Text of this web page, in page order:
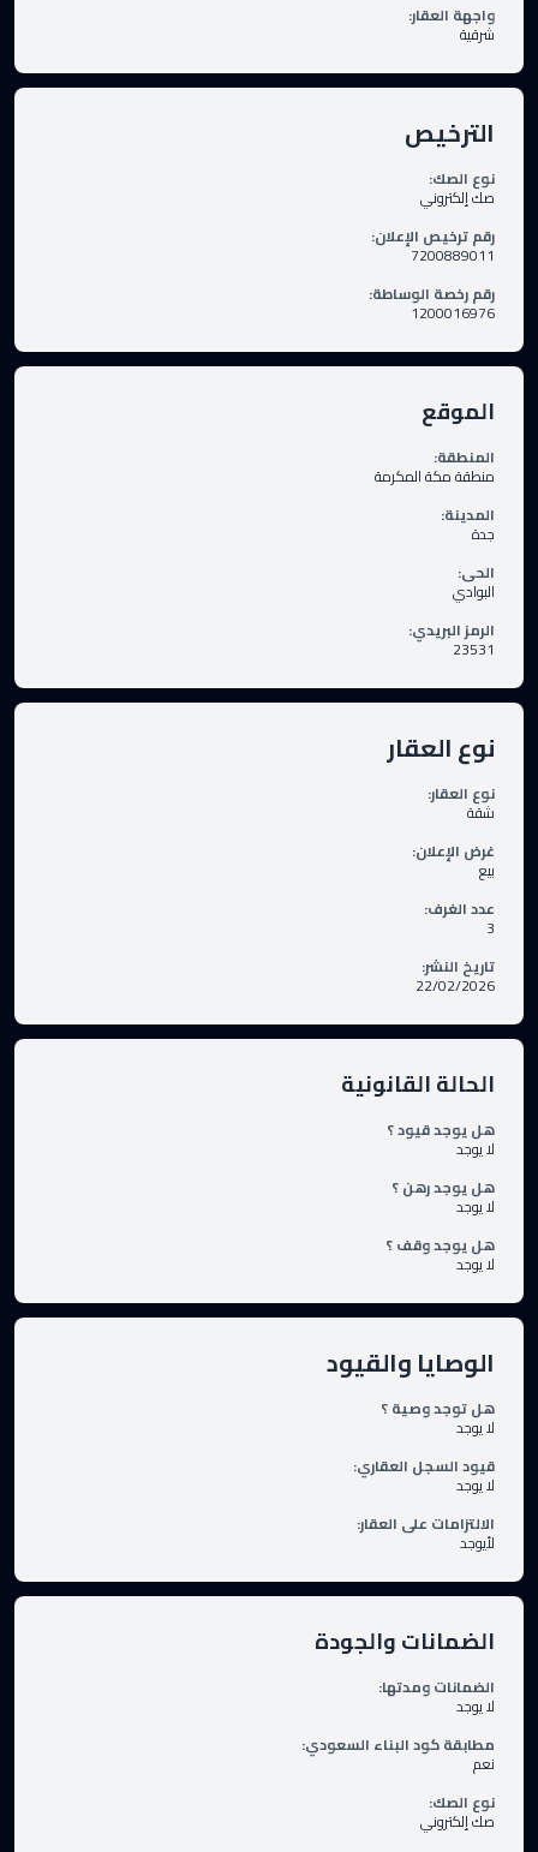
واجهة العقار:
شرقية
الترخيص
نوع الصك:
صك إلكتروني
رقم ترخيص الإعلان:
7200889011
رقم رخصة الوساطة:
1200016976
الموقع
المنطقة:
منطقة مكة المكرمة
المدينة:
جدة
الحى:
البوادي
الرمز البريدي:
23531
نوع العقار
نوع العقار:
شقة
غرض الإعلان:
بيع
عدد الغرف:
3
تاريخ النشر:
22/02/2026
الحالة القانونية
هل يوجد قيود ؟
لا يوجد
هل يوجد رهن ؟
لا يوجد
هل يوجد وقف ؟
لا يوجد
الوصايا والقيود
هل توجد وصية ؟
لا يوجد
قيود السجل العقاري:
لا يوجد
الالتزامات على العقار:
لأيوجد
الضمانات والجودة
الضمانات ومدتها:
لا يوجد
مطابقة كود البناء السعودي:
نعم
نوع الصك:
صك إلكتروني